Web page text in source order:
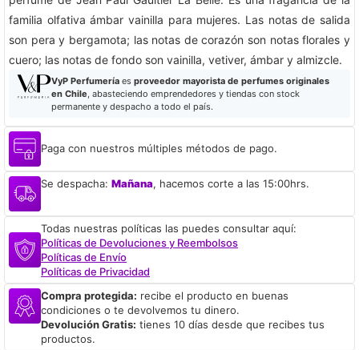
familia olfativa ámbar vainilla para mujeres. Las notas de salida
son pera y bergamota; las notas de corazón son notas florales y
cuero; las notas de fondo son vainilla, vetiver, ámbar y almizcle.
VyP Perfumeríaes proveedor mayorista de perfumes originales
en Chile, abasteciendo emprendedores y tiendas con stock
permanente y despacho a todo el país.
Paga con nuestros múltiples métodos de pago.
Se despacha: Mañana, hacemos corte a las 15:00hrs.
Todas nuestras políticas las puedes consultar aquí:
Políticas de Devoluciones y Reembolsos
Políticas de Envío
Políticas de Privacidad
Compra protegida: recibe el producto en buenas
condiciones o te devolvemos tu dinero.
Devolución Gratis: tienes 10 días desde que recibes tus
productos.